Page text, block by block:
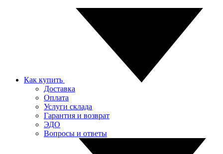
Как купить
Доставка
Оплата
Услуги склада
Гарантия и возврат
ЭДО
Вопросы и ответы